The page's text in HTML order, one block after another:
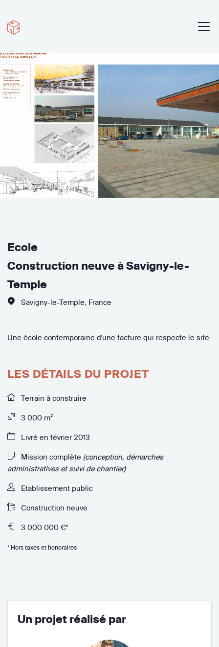
Ecole
Construction neuve à Savigny-le-
Temple
Savigny-le-Temple France
Une école contemporaine d'une facture qui respecte le site
LES DÉTAILS DU PROJET
Terrain à construire
3 000 m²
Livré en février 2013
Mission complète (conception, démarches
administratives et suivi de chantier)
Etablissement public
Construction neuve
3 000 000 €*
* Hors taxes et honoraires
Un projet réalisé par